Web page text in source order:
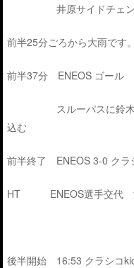
井原サイドチェンジ
前半25分ごろから大雨です。
前半37分 ENEOS ゴール
スルーパスに鈴木抜
込む
前半終了 ENEOS 3-0 クラ
HT ENEOS選手交代
井原
後半開始 16:53 クラシコ